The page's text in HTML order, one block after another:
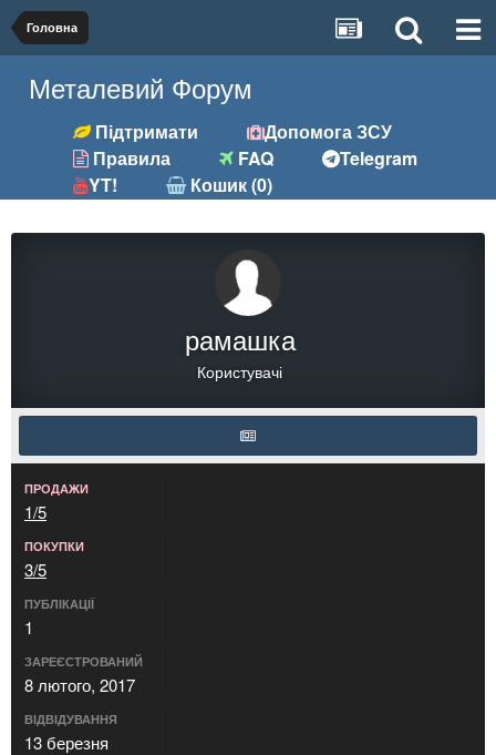
Головна
Металевий Форум
Підтримати
Допомога ЗСУ
Правила
FAQ
Telegram
YT!
Кошик (0)
рамашка
Користувачі
ПРОДАЖИ
1/5
ПОКУПКИ
3/5
ПУБЛІКАЦІЇ
1
ЗАРЕЄСТРОВАНИЙ
8 лютого, 2017
ВІДВІДУВАННЯ
13 березня